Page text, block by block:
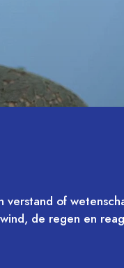
verstand of
de regen en